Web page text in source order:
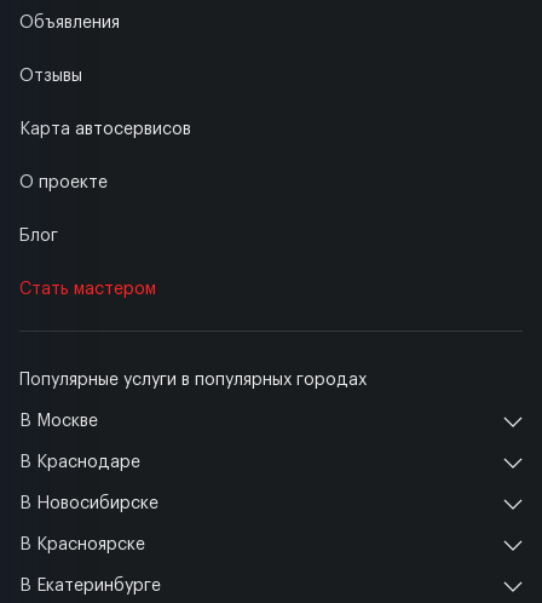
Популярные услуги в популярных городах
В Москве
В Краснодаре
В Новосибирске
В Красноярске
В Екатеринбурге
Объявления
Отзывы
Карта автосервисов
О проекте
Блог
Стать мастером